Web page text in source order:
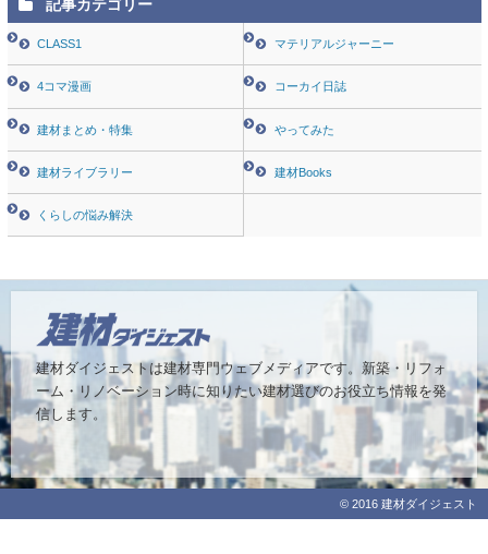
記事カテゴリー
CLASS1 マテリアルジャーニー
4コマ漫画 コーカイ日誌
建材まとめ・特集 やってみた
建材ライブラリー 建材Books
くらしの悩み解決
建材ダイジェストは建材専門ウェブメディアです。 新築・リフォ
ーム・リノベーション時に知りたい建材選びのお役立ち情報を発
信します。
© 2016 建材ダイジェスト